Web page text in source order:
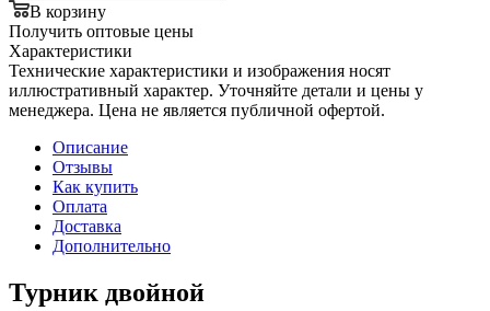
В корзину
Получить оптовые цены
Характеристики
Технические характеристики и изображения носят
иллюстративный характер. Уточняйте детали и цены у
менеджера. Цена не является публичной офертой.
Описание
Отзывы
Как купить
Оплата
Доставка
Дополнительно
Турник двойной